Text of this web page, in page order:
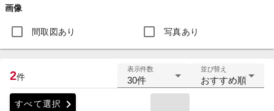
画像
間取図あり 写真あり
2件
表示件数
30件
並び替え
おすすめ順
すべて選択 chevron_right